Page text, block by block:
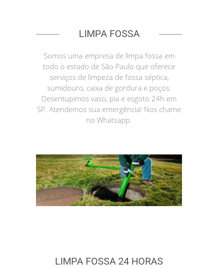
LIMPA FOSSA
Somos uma empresa de limpa fossa em
todo o estado de São Paulo que oferece
serviços de limpeza de fossa séptica,
sumidouro, caixa de gordura e poços.
Desentupimos vaso, pia e esgoto 24h em
SP. Atendemos sua emergência! Nos chame
no Whatsapp.
LIMPA FOSSA 24 HORAS